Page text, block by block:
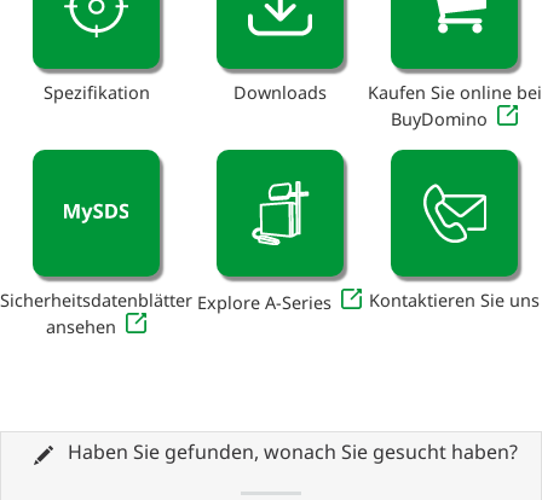
Spezifikation Downloads
Kaufen Sie online bei
BuyDomino
Sicherheitsdatenblätter
ansehen
Explore A-Series Kontaktieren Sie uns
Haben Sie gefunden, wonach Sie gesucht haben?